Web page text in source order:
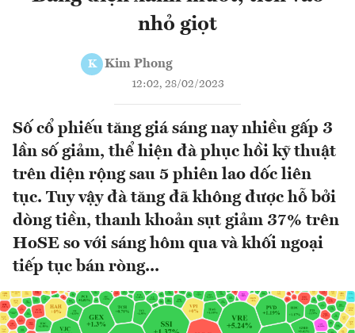
nhỏ giọt
K Kim Phong
12:02, 28/02/2023
Số cổ phiếu tăng giá sáng nay nhiều gấp 3
lần số giảm, thể hiện đà phục hồi kỹ thuật
trên diện rộng sau 5 phiên lao dốc liên
tục. Tuy vậy đà tăng đã không được hỗ bởi
dòng tiền, thanh khoản sụt giảm 37% trên
HoSE so với sáng hôm qua và khối ngoại
tiếp tục bán ròng...